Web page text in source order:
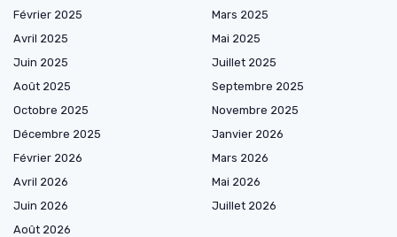
Février 2025
Mars 2025
Avril 2025
Mai 2025
Juin 2025
Juillet 2025
Août 2025
Septembre 2025
Octobre 2025
Novembre 2025
Décembre 2025
Janvier 2026
Février 2026
Mars 2026
Avril 2026
Mai 2026
Juin 2026
Juillet 2026
Août 2026